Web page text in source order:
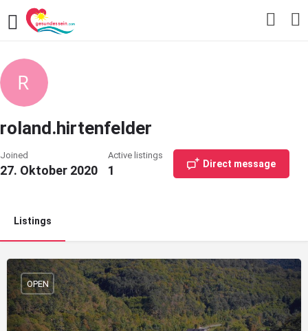
roland.hirtenfelder
Joined
27. Oktober 2020
Active listings
1 Direct message
Listings
OPEN